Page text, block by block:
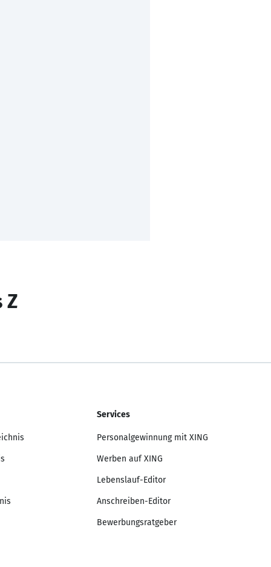
Z
Services
Personalgewinnung mit XING
Werben auf XING
Lebenslauf-Editor
Anschreiben-Editor
Bewerbungsratgeber